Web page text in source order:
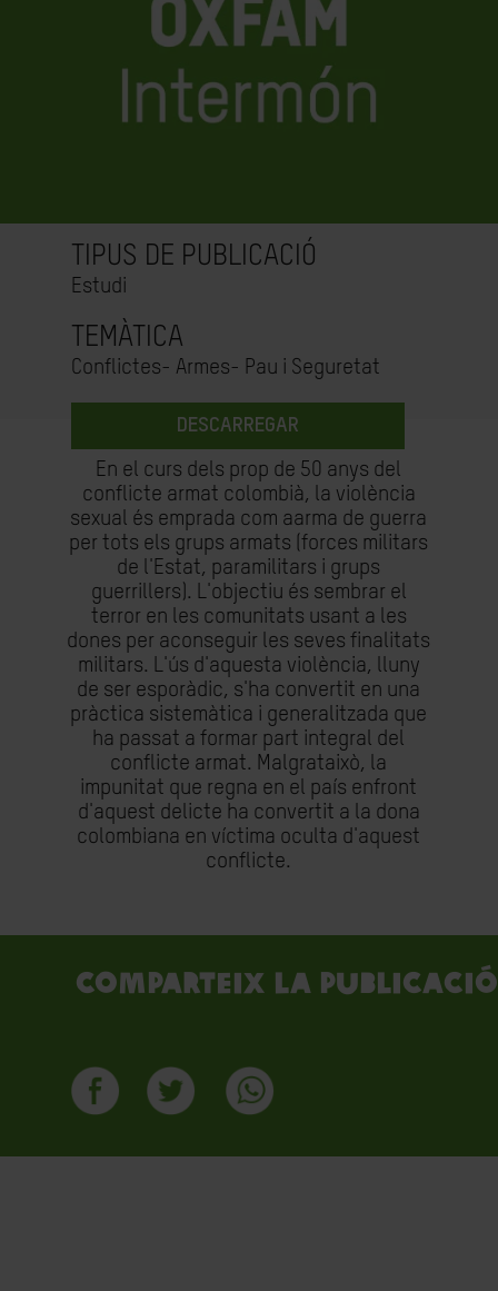
TIPUS DE PUBLICACIÓ
Estudi
TEMÀTICA
Conflictes- Armes- Pau i Seguretat
DESCARREGAR
En el curs dels prop de 50 anys del
conflicte armat colombià, la violència
sexual és emprada com aarma de guerra
per tots els grups armats (forces militars
de l'Estat, paramilitars i grups
guerrillers). L'objectiu és sembrar el
terror en les comunitats usant a les
dones per aconseguir les seves finalitats
militars. L'ús d'aquesta violència, lluny
de ser esporàdic, s'ha convertit en una
pràctica sistemàtica i generalitzada que
ha passat a formar part integral del
conflicte armat. Malgrataixò, la
impunitat que regna en el país enfront
d'aquest delicte ha convertit a la dona
colombiana en víctima oculta d'aquest
conflicte.
Comparteix la publicació